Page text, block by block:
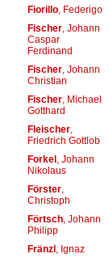
Fiorillo, Federigo
Fischer, Johann
Caspar
Ferdinand
Fischer, Johann
Christian
Fischer, Michael
Gotthard
Fleischer,
Friedrich Gottlob
Forkel, Johann
Nikolaus
Förster,
Christoph
Förtsch, Johann
Philipp
Fränzl, Ignaz